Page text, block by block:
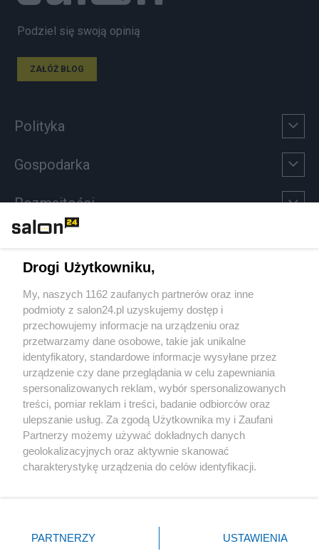
Podziel się swoją opinią
ZAŁÓŻ BLOG
Polityka
Gospodarka
Rozmaitości
Sport
Społeczeństwo
Kultura
X Facebook Instagram Youtube
Drogi Użytkowniku,
My, naszych 1162 zaufanych partnerów oraz inne
podmioty z salon24.pl uzyskujemy dostęp i
przechowujemy informacje na urządzeniu oraz
przetwarzamy dane osobowe, takie jak unikalne
identyfikatory, standardowe informacje wysyłane przez
urządzenie czy dane przeglądania w celu zapewniania
spersonalizowanych reklam, wybór spersonalizowanych
treści, pomiar reklam i treści, badanie odbiorców oraz
ulepszanie usług. Za zgodą Użytkownika my i Zaufani
Partnerzy możemy używać dokładnych danych
geolokalizacyjnych oraz aktywnie skanować
charakterystykę urządzenia do celów identyfikacji.
zmienić/wycofać klikając przycisk ustawień prywatności
znajdujący się w lewym dolnym rogu strony
PARTNERZY USTAWIENIA